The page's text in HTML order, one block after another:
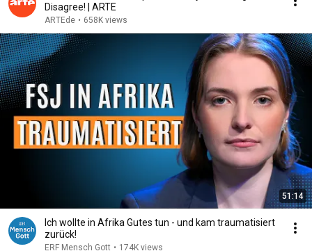
Disagree! | ARTE
ARTEde • 658K views
51:14
Ich wollte in Afrika Gutes tun - und kam traumatisiert
zurück!
ERF Mensch Gott • 174K views